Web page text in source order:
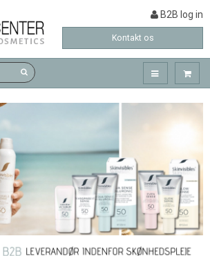
B2B log in
Kontakt os